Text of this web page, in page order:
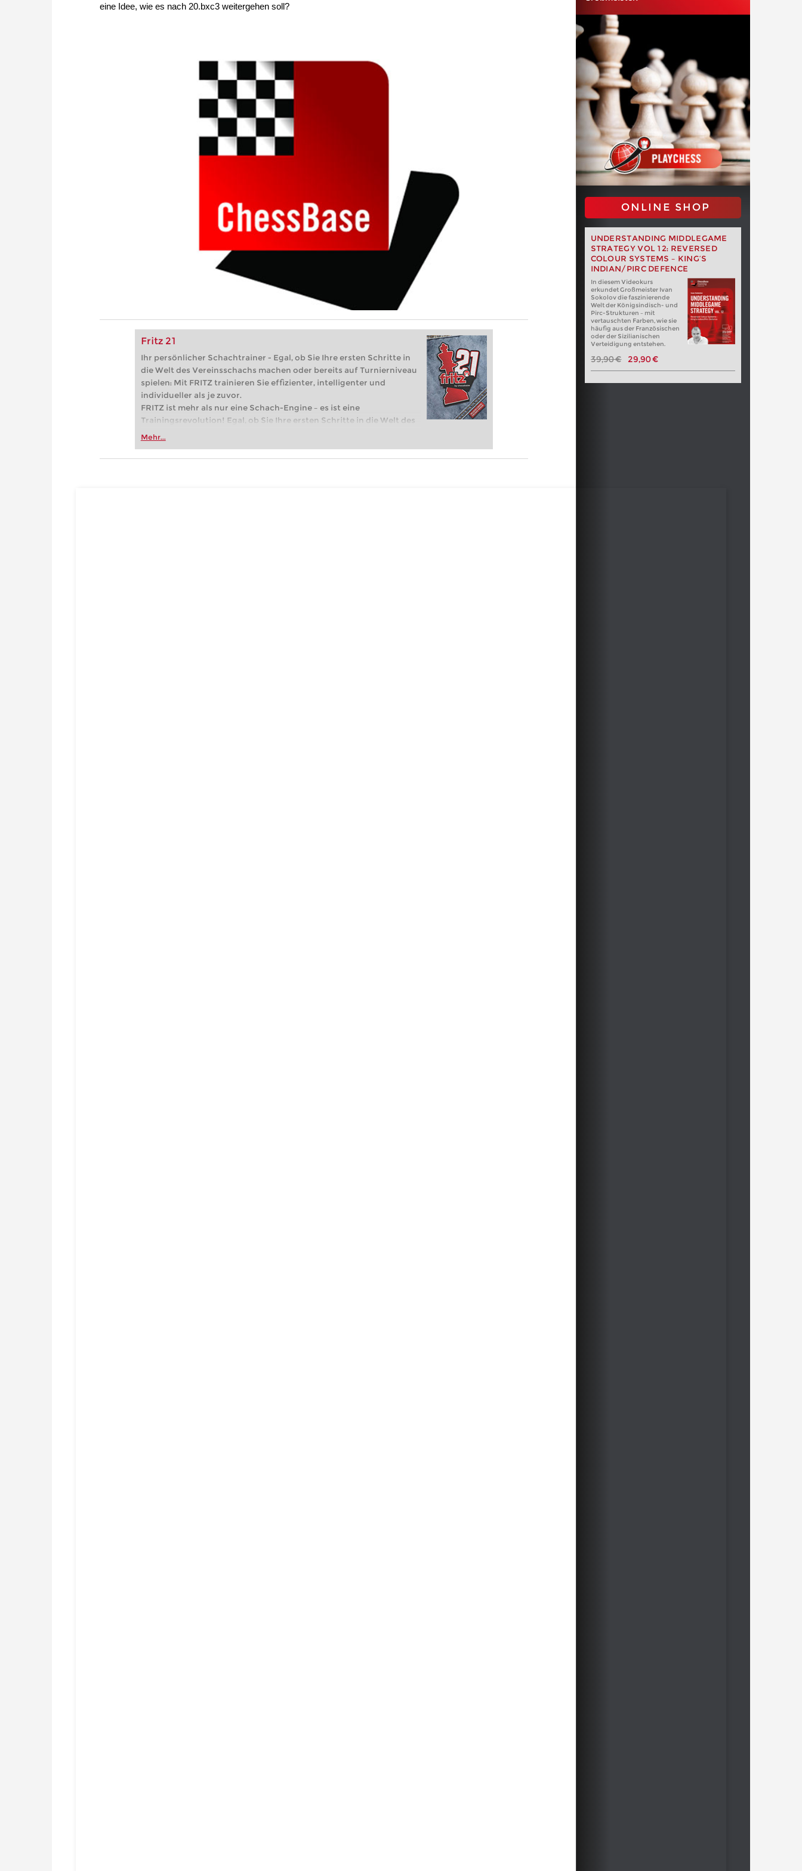
eine Idee, wie es nach 20.bxc3 weitergehen soll?
Fritz 21
Ihr persönlicher Schachtrainer - Egal, ob Sie Ihre ersten Schritte in
die Welt des Vereinsschachs machen oder bereits auf Turnierniveau
spielen: Mit FRITZ trainieren Sie effizienter, intelligenter und
individueller als je zuvor.
FRITZ ist mehr als nur eine Schach-Engine – es ist eine
Trainingsrevolution! Egal, ob Sie Ihre ersten Schritte in die Welt des
Vereinsschachs machen oder bereits auf Turnierniveau spielen: Mit
zuvor.
Mehr...
ONLINE SHOP
UNDERSTANDING MIDDLEGAME
STRATEGY VOL 12: REVERSED
COLOUR SYSTEMS – KING’S
INDIAN/PIRC DEFENCE
In diesem Videokurs
erkundet Großmeister Ivan
Sokolov die faszinierende
Welt der Königsindisch- und
Pirc-Strukturen – mit
vertauschten Farben, wie sie
häufig aus der Französischen
oder der Sizilianischen
Verteidigung entstehen.
39,90 € 29,90 €